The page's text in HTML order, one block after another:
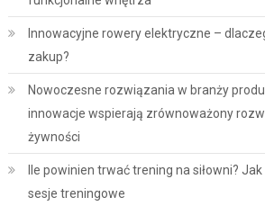
Innowacyjne rowery elektryczne –
zakup?
Nowoczesne rozwiązania w branży
innowacje wspierają zrównoważony
żywności
Ile powinien trwać trening na siłowni?
sesje treningowe